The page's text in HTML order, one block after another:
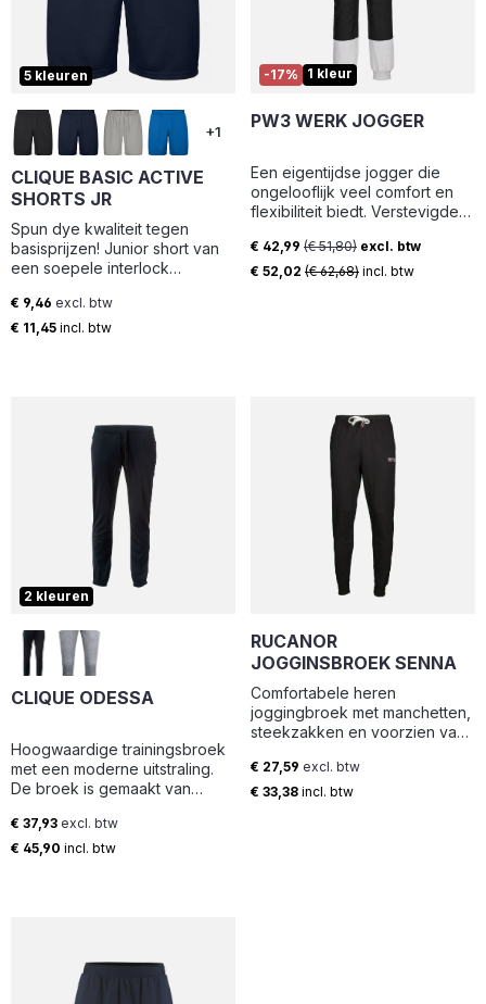
5 kleuren
+1
CLIQUE BASIC ACTIVE
SHORTS JR
Spun dye kwaliteit tegen
basisprijzen! Junior short van
een soepele interlock
van twee voorzakken. Elastiek
en trekkoord in taille. Een
Normale prijs:
€ 9,46 excl. btw
€ 11,45 incl. btw
-17% 1 kleur
PW3 WERK JOGGER
Een eigentijdse jogger die
ongelooflijk veel comfort en
flexibiliteit biedt. Verstevigde
duurzaamheid, terwijl de
geribbelde tailleband en zoom
Verkoopprijs:
€ 42,99 (€ 51,80) excl. btw
€ 52,02 (€ 62,68) incl. btw
2 kleuren
CLIQUE ODESSA
Hoogwaardige trainingsbroek
met een moderne uitstraling.
De broek is gemaakt van
polyester. De broek is
gemakkelijk te verstellen
behandeling met softener
zorgt ervoor dat de broek
Normale prijs:
€ 37,93 excl. btw
€ 45,90 incl. btw
RUCANOR
JOGGINSBROEK SENNA
Comfortabele heren
joggingbroek met manchetten,
steekzakken en voorzien van
hoody Sydney te dragen als
set. Materiaal 65% Katoen,
Normale prijs:
€ 27,59 excl. btw
€ 33,38 incl. btw